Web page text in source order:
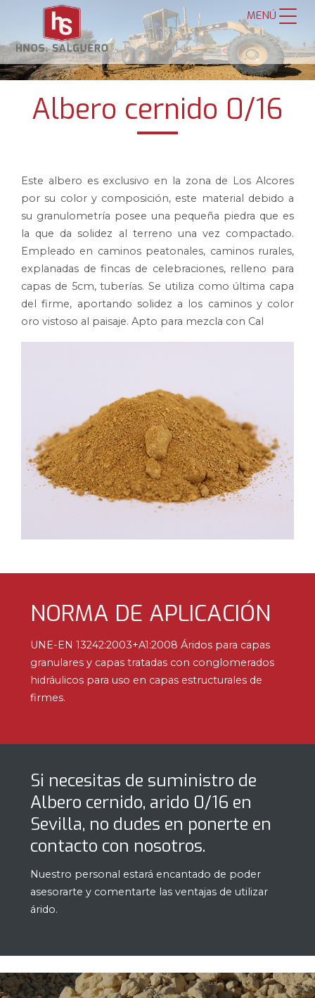
Albero cernido 0/16
Este albero es exclusivo en la zona de Los Alcores
por su color y composición, este material debido a
su granulometría posee una pequeña piedra que es
la que da solidez al terreno una vez compactado.
Empleado en caminos peatonales, caminos rurales,
explanadas de fincas de celebraciones, relleno para
capas de 5cm, tuberías. Se utiliza como última capa
del firme, aportando solidez a los caminos y color
oro vistoso al paisaje. Apto para mezcla con Cal
NORMA DE APLICACIÓN
UNE-EN 13242:2003+A1:2008 Áridos para capas
granulares y capas tratadas con conglomerados
hidráulicos para uso en capas estructurales de
firmes.
Si necesitas de suministro de
Albero cernido, arido 0/16 en
Sevilla, no dudes en ponerte en
contacto con nosotros.
Nuestro personal estará encantado de poder
asesorarte y comentarte las ventajas de utilizar
árido.
MENÚ